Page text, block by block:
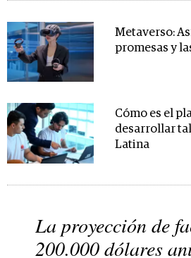
Metaverso:
promesas y
Cómo es el
desarrollar
Latina
La proyección de
200.000 dólares